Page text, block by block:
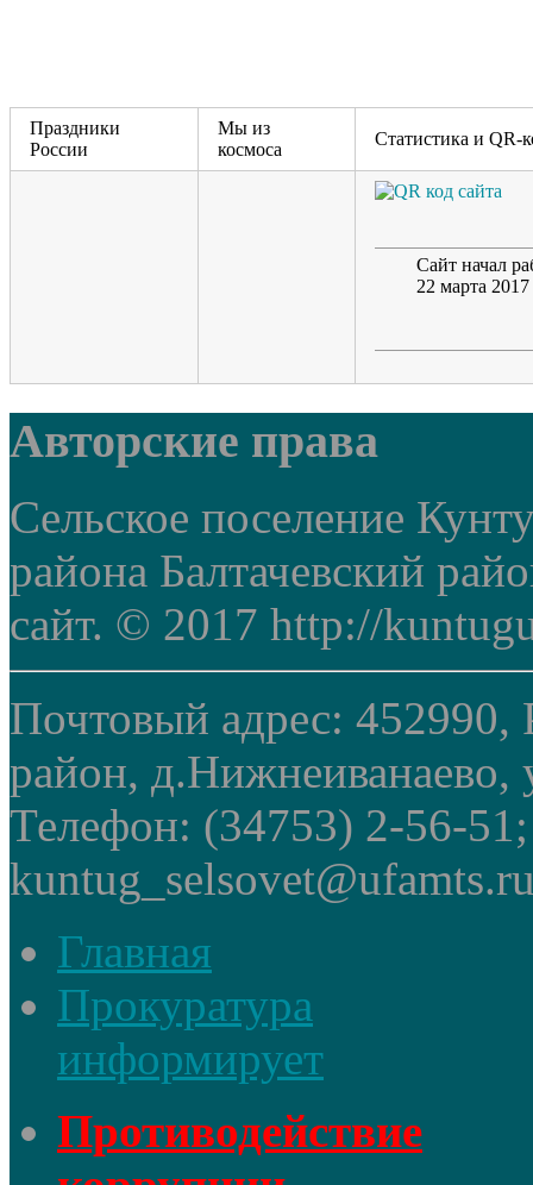
Праздники
России
Мы из
космоса
Статистика и QR-
Сайт начал
22 марта 2017
Авторские права
Сельское поселение
района Балтачевский
сайт. © 2017 http://
Почтовый адрес: 452990,
район, д.Нижнеиванаево,
Телефон: (34753) 2-56-
Главная
Прокуратура
информирует
Противодействие